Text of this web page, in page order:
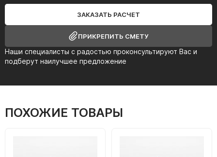
Наши специалисты с радостью проконсультируют Вас и
подберут наилучшее предложение
ЗАКАЗАТЬ РАСЧЕТ
ПРИКРЕПИТЬ СМЕТУ
ПОХОЖИЕ ТОВАРЫ